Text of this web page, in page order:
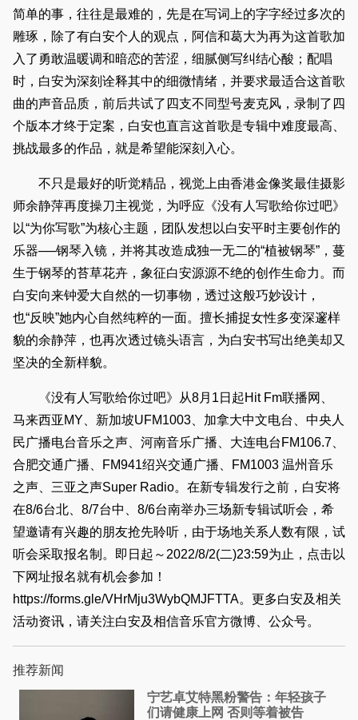
简单的事，往往是最难的，先是在写词上的字字经过多次的
雕琢，除了有白安个人的观点，阿信和葛大为再为这首歌加
入了勇敢温暖调和暗恋的苦涩，细腻侧写纠结心酸；配唱
时，白安为深刻诠释其中的细微情绪，并要求最适合这首歌
曲的声音品质，前后共试了四支不同型号麦克风，录制了四
个版本才终于定案，白安也直言这首歌是专辑中难度最高、
挑战最多的作品，就是希望能深刻入心。
不只是最好的听觉精品，视觉上由香港金像奖最佳摄影
师余静萍再度操刀主视觉，为呼应《没有人写歌给你过吧》
以“为你写歌”为核心主题，团队发想以白安平时主要创作的
乐器──钢琴入镜，并将其改造成独一无二的“植被钢琴”，蔓
生于钢琴的苔草花卉，象征白安源源不绝的创作生命力。而
白安向来钟爱大自然的一切事物，透过这般巧妙设计，
也“反映”她内心自然纯粹的一面。擅长捕捉女性多变深邃样
貌的余静萍，也再次透过镜头语言，为白安书写出绝美却又
坚决的全新样貌。
《没有人写歌给你过吧》从8月1日起Hit Fm联播网、
马来西亚MY、新加坡UFM1003、加拿大中文电台、中央人
民广播电台音乐之声、河南音乐广播、大连电台FM106.7、
合肥交通广播、FM941绍兴交通广播、FM1003 温州音乐
之声、三亚之声Super Radio。在新专辑发行之前，白安将
在8/6台北、8/7台中、8/6台南举办三场新专辑试听会，希
望邀请有兴趣的朋友抢先聆听，由于场地关系人数有限，试
听会采取报名制。即日起～2022/8/2(二)23:59为止，点击以
下网址报名就有机会参加！
https://forms.gle/VHrMju3WybQMJFTTA。更多白安及相关
活动资讯，请关注白安及相信音乐官方微博、公众号。
推荐新闻
宁艺卓艾特黑粉警告：年轻孩子
们​请健康上网 否则等着被告